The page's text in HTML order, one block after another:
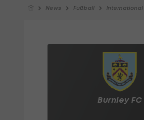
News Fußball International
Burnley FC